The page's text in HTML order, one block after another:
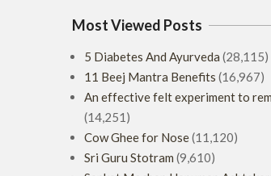
Most Viewed Posts
5 Diabetes And Ayurveda (28,115)
11 Beej Mantra Benefits (16,967)
An effective felt experiment to
(14,251)
Cow Ghee for Nose(11,120)
Sri Guru Stotram (9,610)